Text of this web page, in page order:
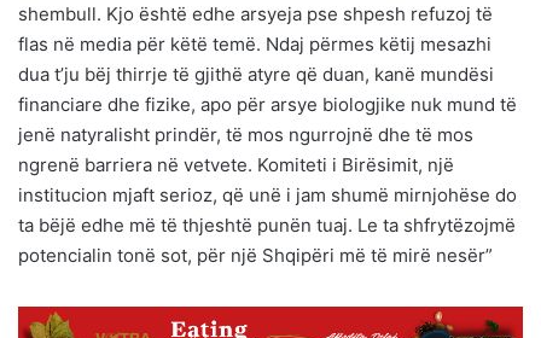
shembull. Kjo është edhe arsyeja pse shpesh refuzoj të
flas në media për këtë temë. Ndaj përmes këtij mesazhi
dua t’ju bëj thirrje të gjithë atyre që duan, kanë mundësi
financiare dhe fizike, apo për arsye biologjike nuk mund të
jenë natyralisht prindër, të mos ngurrojnë dhe të mos
ngrenë barriera në vetvete. Komiteti i Birësimit, një
institucion mjaft serioz, që unë i jam shumë mirnjohëse do
ta bëjë edhe më të thjeshtë punën tuaj. Le ta shfrytëzojmë
potencialin tonë sot, për një Shqipëri më të mirë nesër”